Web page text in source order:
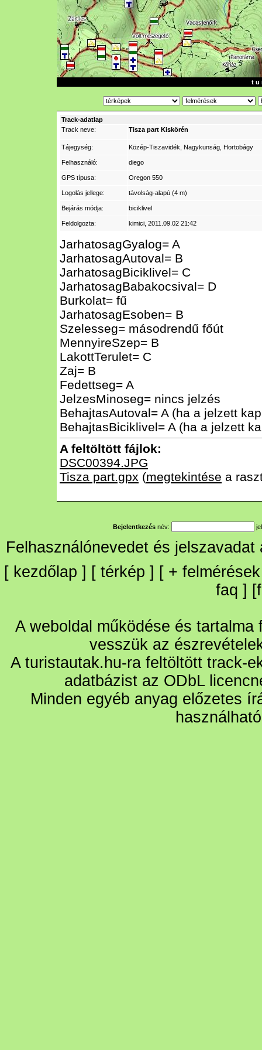
t u
Track-adatlap
Track neve:
Tisza part Kiskörén
Tájegység: Közép-Tiszavidék, Nagykunság, Hortobágy
Felhasználó: diego
GPS típusa: Oregon 550
Logolás jellege: távolság-alapú (4 m)
Bejárás módja: biciklivel
Feldolgozta: kimici , 2011.09.02 21:42
JarhatosagGyalog= A
JarhatosagAutoval= B
JarhatosagBiciklivel= C
JarhatosagBabakocsival= D
Burkolat= fű
JarhatosagEsoben= B
Szelesseg= másodrendű főút
MennyireSzep= B
LakottTerulet= C
Zaj= B
Fedettseg= A
JelzesMinoseg= nincs jelzés
BehajtasAutoval= A (ha a jelzett
BehajtasBiciklivel= A (ha a jelzett
A feltöltött fájlok:
DSC00394.JPG
Tisza part.gpx (megtekintése a
Bejelentkezés név:
Felhasználónevedet és
[ kezdőlap ] [ térkép ] [ + felmérések
faq ] [
A weboldal működése és
vesszük az
A turistautak.hu-ra feltöltött track-
adatbázist az ODbL
Minden egyéb anyag előzetes